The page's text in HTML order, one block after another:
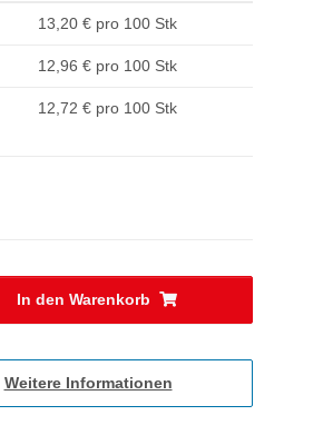
13,20 € pro 100 Stk
12,96 € pro 100 Stk
12,72 € pro 100 Stk
In den Warenkorb
Weitere Informationen